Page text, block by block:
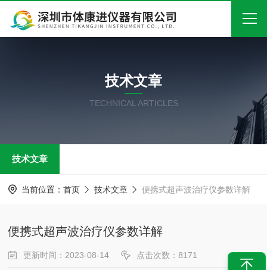
关于我们
产品中心
在线留言
技术文章
TECHNICAL ARTICLES
技术文章
当前位置： 首页 技术文章 便携式超声波治疗仪参数详解
便携式超声波治疗仪参数详解
更新时间：2023-08-14 点击次数：8171